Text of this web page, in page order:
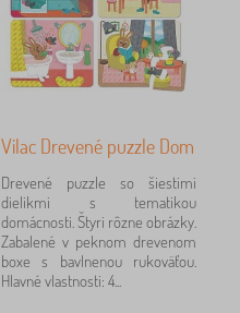
Vilac Drevené puzzle Dom
Drevené puzzle so šiestimi
dielikmi s tematikou
domácnosti. Štyri rôzne obrázky.
Zabalené v peknom drevenom
boxe s bavlnenou rukoväťou.
Hlavné vlastnosti: 4...